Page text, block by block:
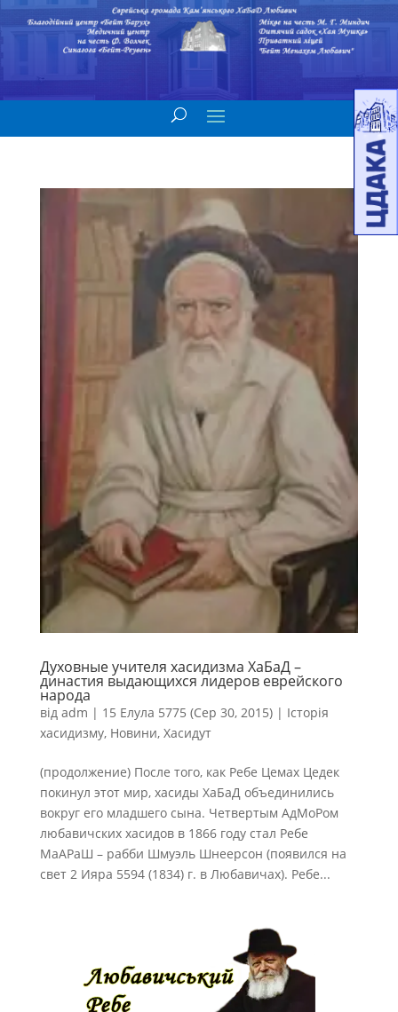
Духовные учителя хасидизма ХаБаД –
династия выдающихся лидеров еврейского
народа
від adm | 15 Елула 5775 (Сер 30, 2015)| Історія
хасидизму, Новини, Хасидут
(продолжение) После того, как Ребе Цемах Цедек
покинул этот мир, хасиды ХаБаД объединились
вокруг его младшего сына. Четвертым АдМоРом
любавичских хасидов в 1866 году стал Ребе
МаАРаШ – рабби Шмуэль Шнеерсон (появился на
свет 2 Ияра 5594 (1834) г. в Любавичах). Ребе...